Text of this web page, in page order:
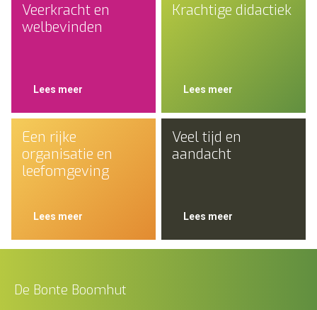
Veerkracht en
welbevinden
Lees meer
Krachtige didactiek
Lees meer
Een rijke
organisatie en
leefomgeving
Lees meer
Veel tijd en
aandacht
Lees meer
De Bonte Boomhut